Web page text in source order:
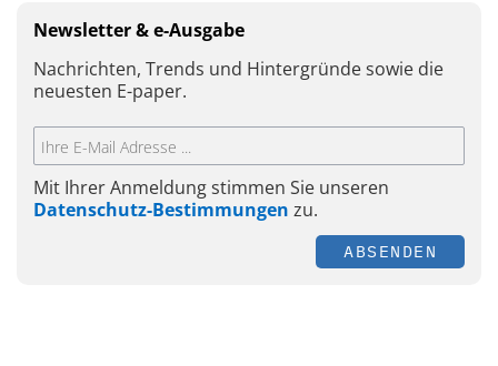
Newsletter & e-Ausgabe
Nachrichten, Trends und Hintergründe sowie die
neuesten E-paper.
Mit Ihrer Anmeldung stimmen Sie unseren
Datenschutz-Bestimmungen zu.
ABSENDEN